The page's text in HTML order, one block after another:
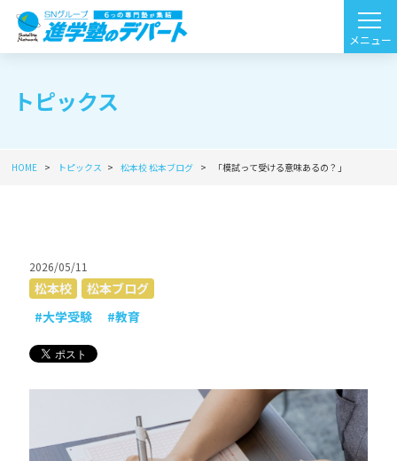
トピックス
HOME トピックス 松本校松本ブログ 「模試って受ける意味あるの？」
2026/05/11
松本校
松本ブログ
#大学受験
#教育